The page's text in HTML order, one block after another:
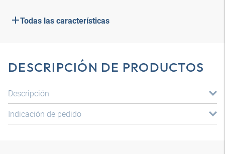
Todas las características
DESCRIPCIÓN DE PRODUCTOS
Descripción
Indicación de pedido